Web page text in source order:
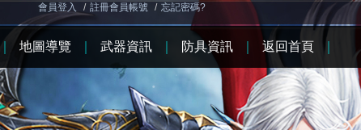
會員登入 / 註冊會員帳號 / 忘記密碼?